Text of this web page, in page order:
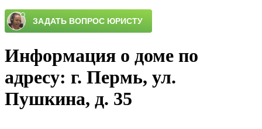
Информация о доме по
адресу: г. Пермь, ул.
Пушкина, д. 35